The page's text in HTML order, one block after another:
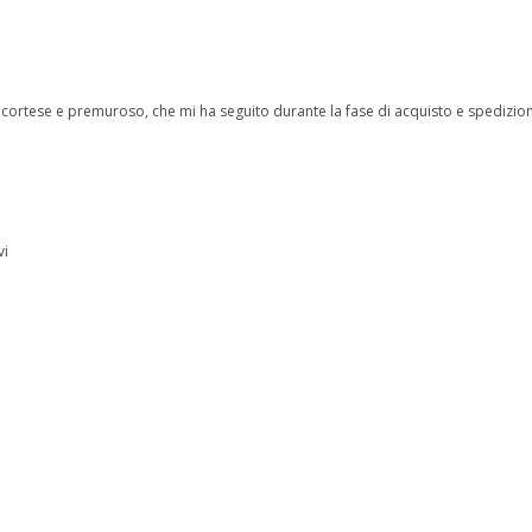
e premuroso, che mi ha seguito durante la fase di acquisto e